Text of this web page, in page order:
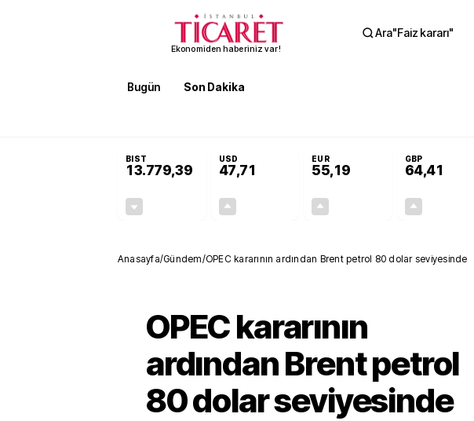
Ekonomiden haberiniz var!
Ara"Faiz kararı"
Bugün Son Dakika
BIST
13.779,39
USD
47,71
EUR
55,19
GBP
64,41
Anasayfa/Gündem/OPEC kararının ardından Brent petrol 80 dolar seviyesinde
OPEC kararının
ardından Brent petrol
80 dolar seviyesinde